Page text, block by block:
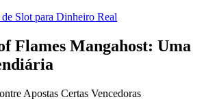
Slot para Dinheiro Real
Flames Mangahost: Uma
Apostas Certas Vencedoras